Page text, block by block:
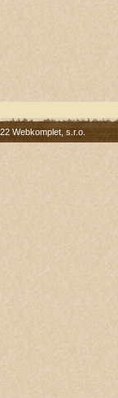
Webkomplet, s.r.o.